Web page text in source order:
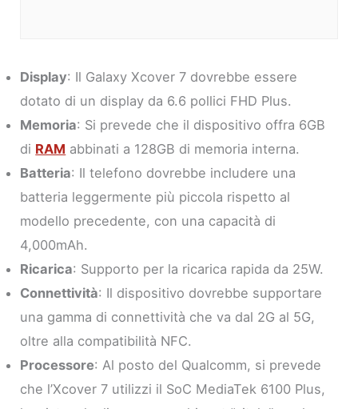
Display: Il Galaxy Xcover 7 dovrebbe essere
dotato di un display da 6.6 pollici FHD Plus.
Memoria: Si prevede che il dispositivo offra 6GB
di RAM abbinati a 128GB di memoria interna.
Batteria: Il telefono dovrebbe includere una
batteria leggermente più piccola rispetto al
modello precedente, con una capacità di
4,000mAh.
Ricarica: Supporto per la ricarica rapida da 25W.
Connettività: Il dispositivo dovrebbe supportare
una gamma di connettività che va dal 2G al 5G,
oltre alla compatibilità NFC.
Processore: Al posto del Qualcomm, si prevede
che l’Xcover 7 utilizzi il SoC MediaTek 6100 Plus,